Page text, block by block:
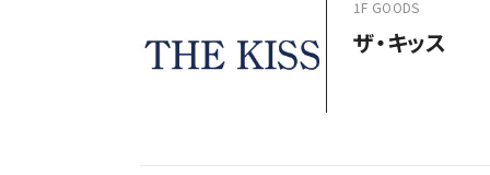
1F GOODS
ザ・キッス